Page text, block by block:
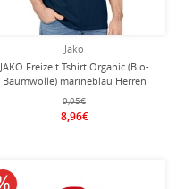
Jako
JAKO Freizeit Tshirt Organic (Bio-
Baumwolle) marineblau Herren
9,95€
8,96€
10% reduziert